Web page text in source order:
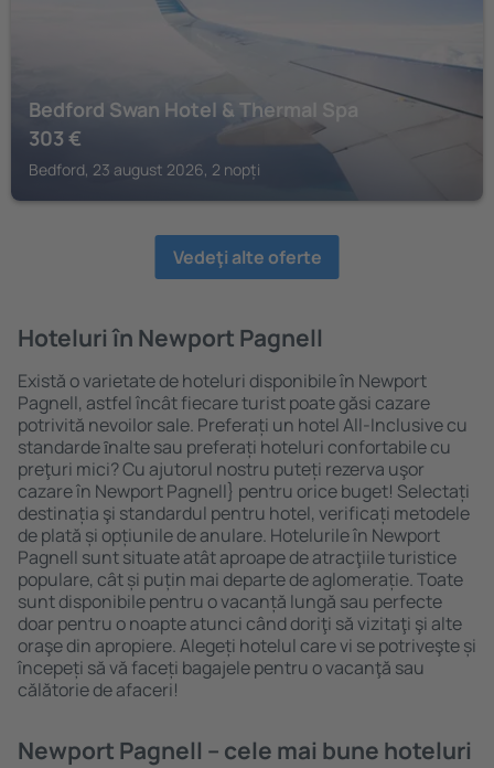
Bedford Swan Hotel & Thermal Spa
303 €
Bedford, 23 august 2026, 2 nopți
Vedeţi alte oferte
Hoteluri în Newport Pagnell
Există o varietate de hoteluri disponibile în Newport
Pagnell, astfel încât fiecare turist poate găsi cazare
potrivită nevoilor sale. Preferați un hotel All-Inclusive cu
standarde ȋnalte sau preferați hoteluri confortabile cu
preţuri mici? Cu ajutorul nostru puteți rezerva uşor
cazare în Newport Pagnell} pentru orice buget! Selectați
destinația şi standardul pentru hotel, verificați metodele
de plată și opțiunile de anulare. Hotelurile în Newport
Pagnell sunt situate atât aproape de atracţiile turistice
populare, cât și puțin mai departe de aglomerație. Toate
sunt disponibile pentru o vacanță lungă sau perfecte
doar pentru o noapte atunci când doriţi să vizitaţi şi alte
oraşe din apropiere. Alegeți hotelul care vi se potriveşte și
începeți să vă faceți bagajele pentru o vacanţă sau
călătorie de afaceri!
Newport Pagnell – cele mai bune hoteluri